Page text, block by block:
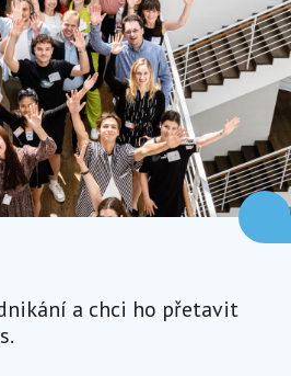
a chci ho přetavit